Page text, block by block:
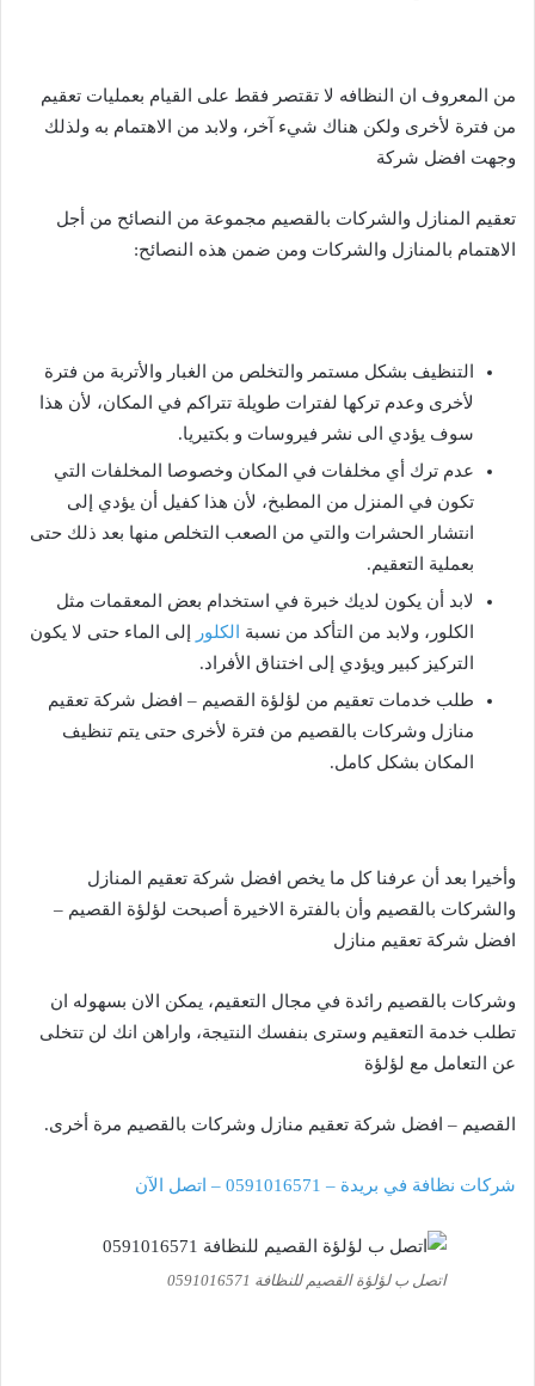
من المعروف ان النظافه لا تقتصر فقط على القيام بعمليات تعقيم
من فترة لأخرى ولكن هناك شيء آخر، ولابد من الاهتمام به ولذلك
وجهت افضل شركة
تعقيم المنازل والشركات بالقصيم مجموعة من النصائح من أجل
الاهتمام بالمنازل والشركات ومن ضمن هذه النصائح:
التنظيف بشكل مستمر والتخلص من الغبار والأتربة من فترة
لأخرى وعدم تركها لفترات طويلة تتراكم في المكان، لأن هذا
سوف يؤدي الى نشر فيروسات و بكتيريا.
عدم ترك أي مخلفات في المكان وخصوصا المخلفات التي
تكون في المنزل من المطبخ، لأن هذا كفيل أن يؤدي إلى
انتشار الحشرات والتي من الصعب التخلص منها بعد ذلك حتى
بعملية التعقيم.
لابد أن يكون لديك خبرة في استخدام بعض المعقمات مثل
الكلور، ولابد من التأكد من نسبة
الكلور
إلى الماء حتى لا يكون
التركيز كبير ويؤدي إلى اختناق الأفراد.
طلب خدمات تعقيم من لؤلؤة القصيم – افضل شركة تعقيم
منازل وشركات بالقصيم من فترة لأخرى حتى يتم تنظيف
المكان بشكل كامل.
وأخيرا بعد أن عرفنا كل ما يخص افضل شركة تعقيم المنازل
والشركات بالقصيم وأن بالفترة الاخيرة أصبحت لؤلؤة القصيم –
افضل شركة تعقيم منازل
وشركات بالقصيم رائدة في مجال التعقيم، يمكن الان بسهوله ان
تطلب خدمة التعقيم وسترى بنفسك النتيجة، واراهن انك لن تتخلى
عن التعامل مع لؤلؤة
القصيم – افضل شركة تعقيم منازل وشركات بالقصيم مرة أخرى.
شركات نظافة في بريدة – 0591016571 – اتصل الآن
اتصل ب لؤلؤة القصيم للنظافة 0591016571